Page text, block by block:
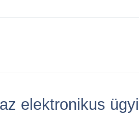
elektronikus